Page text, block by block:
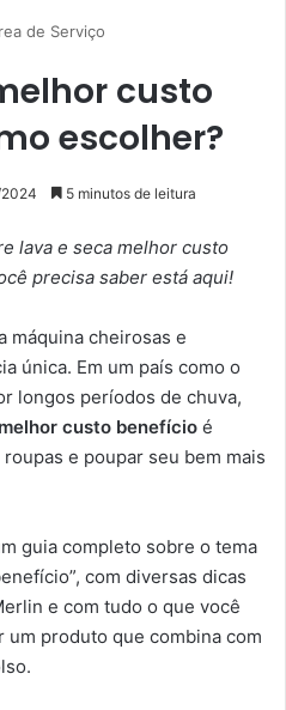
de Serviço
custo
escolher?
5 minutos de leitura
lava e seca melhor custo
precisa saber está aqui!
máquina cheirosas e
única. Em um país como o
longos períodos de chuva,
custo benefício é
e poupar seu bem mais
guia completo sobre o tema
com diversas dicas
e com tudo o que você
um produto que combina com